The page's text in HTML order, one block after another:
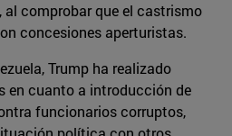
comprobar que el castrismo
concesiones aperturistas.
Trump ha realizado
en cuanto a introducción de
funcionarios corruptos,